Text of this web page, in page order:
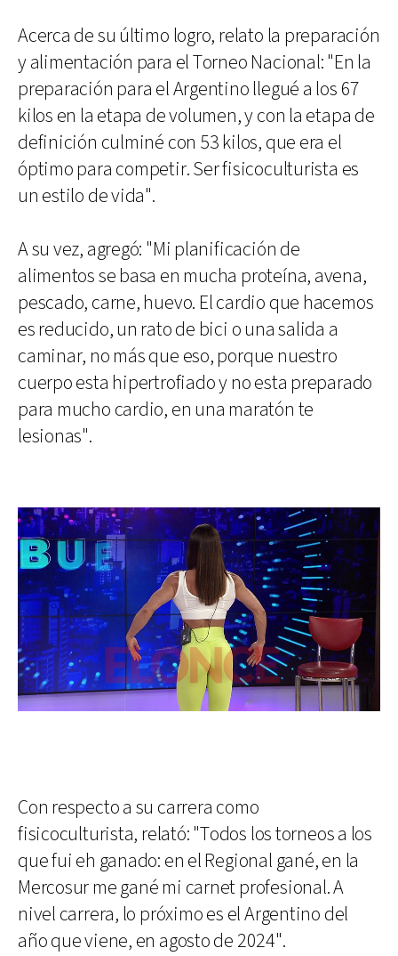
Acerca de su último logro, relato la preparación
y alimentación para el Torneo Nacional: "En la
preparación para el Argentino llegué a los 67
kilos en la etapa de volumen, y con la etapa de
definición culminé con 53 kilos, que era el
óptimo para competir. Ser fisicoculturista es
un estilo de vida".
A su vez, agregó: "Mi planificación de
alimentos se basa en mucha proteína, avena,
pescado, carne, huevo. El cardio que hacemos
es reducido, un rato de bici o una salida a
caminar, no más que eso, porque nuestro
cuerpo esta hipertrofiado y no esta preparado
para mucho cardio, en una maratón te
lesionas".
Con respecto a su carrera como
fisicoculturista, relató: "Todos los torneos a los
que fui eh ganado: en el Regional gané, en la
Mercosur me gané mi carnet profesional. A
nivel carrera, lo próximo es el Argentino del
año que viene, en agosto de 2024".